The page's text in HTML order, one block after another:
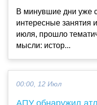
В минувшие дни уже
интересные занятия
июля, прошло
мысли: истор...
00:00, 12 Июл
АПУ обнаружил